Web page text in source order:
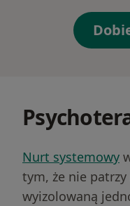
Nurt systemowy
tym, że nie
wyizolowaną